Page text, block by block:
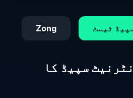
ٹیسٹ Zong
سپیڈ کا